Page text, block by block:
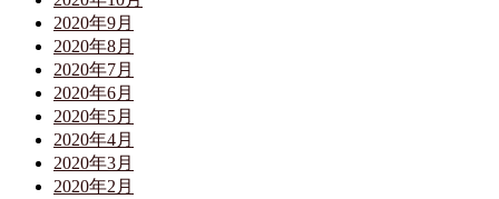
2020年9月
2020年8月
2020年7月
2020年6月
2020年5月
2020年4月
2020年3月
2020年2月